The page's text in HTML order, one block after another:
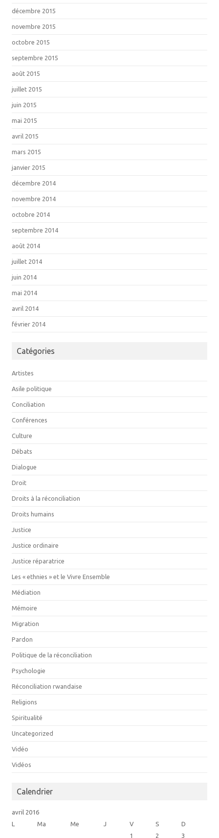
décembre 2015
novembre 2015
octobre 2015
septembre 2015
août 2015
juillet 2015
juin 2015
mai 2015
avril 2015
mars 2015
janvier 2015
décembre 2014
novembre 2014
octobre 2014
septembre 2014
août 2014
juillet 2014
juin 2014
mai 2014
avril 2014
février 2014
Catégories
Artistes
Asile politique
Conciliation
Conférences
Culture
Débats
Dialogue
Droit
Droits à la réconciliation
Droits humains
Justice
Justice ordinaire
Justice réparatrice
Les « ethnies » et le Vivre Ensemble
Médiation
Mémoire
Migration
Pardon
Politique de la réconciliation
Psychologie
Réconciliation rwandaise
Religions
Spiritualité
Uncategorized
Vidéo
Vidéos
Calendrier
avril 2016
L
Ma Me J V S
D
1
2 3